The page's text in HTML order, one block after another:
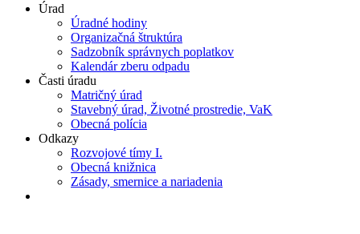
Úrad
Úradné hodiny
Organizačná štruktúra
Sadzobník správnych poplatkov
Kalendár zberu odpadu
Časti úradu
Matričný úrad
Stavebný úrad, Životné prostredie, VaK
Obecná polícia
Odkazy
Rozvojové tímy I.
Obecná knižnica
Zásady, smernice a nariadenia